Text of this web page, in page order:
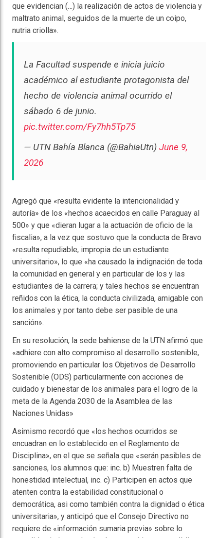
que evidencian (…) la realización de actos de violencia y
maltrato animal, seguidos de la muerte de un coipo,
nutria criolla».
La Facultad suspende e inicia juicio
académico al estudiante protagonista del
hecho de violencia animal ocurrido el
sábado 6 de junio.
pic.twitter.com/Fy7hh5Tp75
— UTN Bahía Blanca (@BahiaUtn) June 9,
2026
Agregó que «resulta evidente la intencionalidad y
autoría» de los «hechos acaecidos en calle Paraguay al
500» y que «dieran lugar a la actuación de oficio de la
fiscalia», a la vez que sostuvo que la conducta de Bravo
«resulta repudiable, impropia de un estudiante
universitario», lo que «ha causado la indignación de toda
la comunidad en general y en particular de los y las
estudiantes de la carrera; y tales hechos se encuentran
reñidos con la ética, la conducta civilizada, amigable con
los animales y por tanto debe ser pasible de una
sanción».
En su resolución, la sede bahiense de la UTN afirmó que
«adhiere con alto compromiso al desarrollo sostenible,
promoviendo en particular los Objetivos de Desarrollo
Sostenible (ODS) particularmente con acciones de
cuidado y bienestar de los animales para el logro de la
meta de la Agenda 2030 de la Asamblea de las
Naciones Unidas»
Asimismo recordó que «los hechos ocurridos se
encuadran en lo establecido en el Reglamento de
Disciplina», en el que se señala que «serán pasibles de
sanciones, los alumnos que: inc. b) Muestren falta de
honestidad intelectual, inc. c) Participen en actos que
atenten contra la estabilidad constitucional o
democrática, asi como también contra la dignidad o ética
universitaria», y anticipó que el Consejo Directivo no
requiere de «información sumaria previa» sobre lo